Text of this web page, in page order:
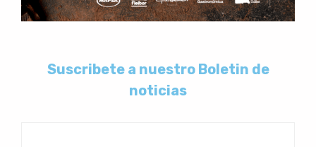
Suscribete a nuestro Boletin de
noticias